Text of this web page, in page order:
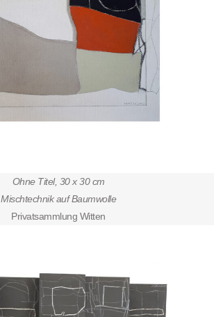
Ohne Titel, 30 x 30 cm
Mischtechnik auf Baumwolle
Privatsammlung Witten